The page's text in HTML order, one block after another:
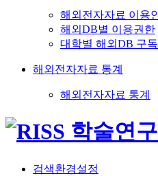
해외전자자료 이용
해외DB별 이용권한
대학별 해외DB 구
해외전자자료 통계
해외전자자료 통계
검색환경설정